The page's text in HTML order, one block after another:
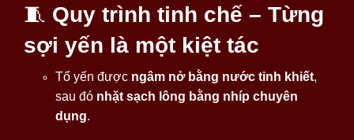
🧵 Quy trình tinh chế – Từng
sợi yến là một kiệt tác
Tổ yến được ngâm nở bằng nước tinh khiết,
sau đó nhặt sạch lông bằng nhíp chuyên
dụng.